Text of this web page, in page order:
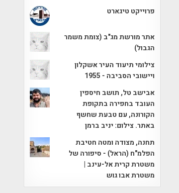
פרוייקט טיגארט
אתר מורשת מג"ב (צומת משמר
הגבול)
צילומי תיעוד העיר אשקלון
ויישובי הסביבה - 1955
אבישב טל, תושב חיספין
העובד בחפירה בתקופת
הקורונה, עם טבעת שחשף
באתר. צילום: יניב ברמן
תחנה, מצודה ומטה חטיבת
הפלמ"ח (הראל) - סיפורה של
משטרת קרית אל-עינב |
משטרת אבו גוש